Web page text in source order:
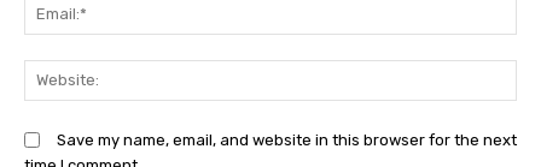
Save my name, email, and website in this browser for the next